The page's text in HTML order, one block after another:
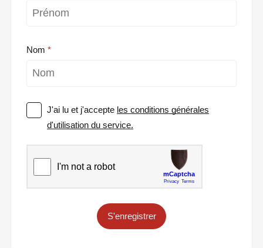
Nom
J'ai lu et j'accepte les conditions générales
d'utilisation du service.
S'enregistrer